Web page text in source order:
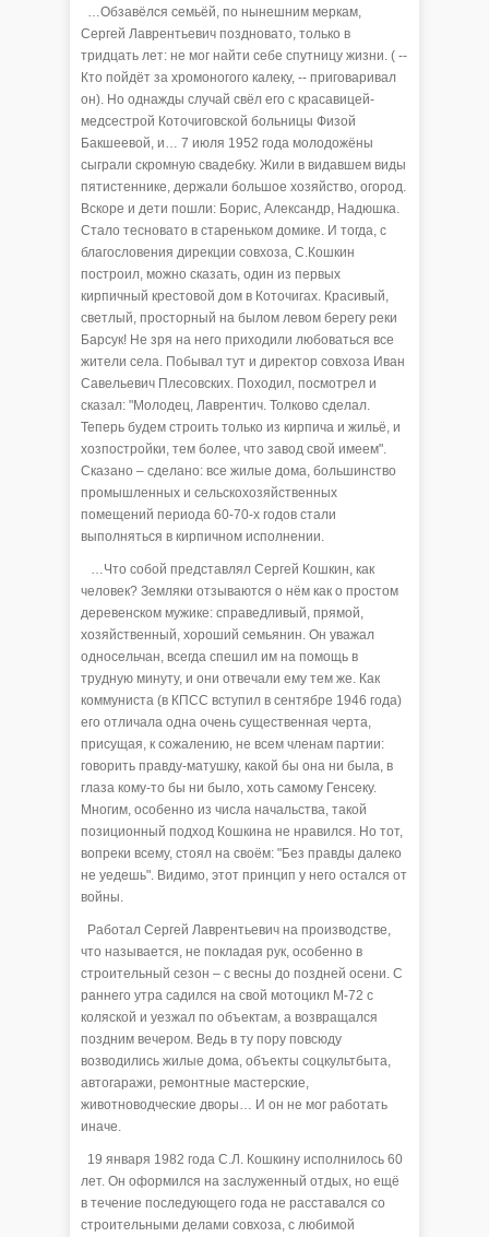
…Обзавёлся семьёй, по нынешним меркам,
Сергей Лаврентьевич поздновато, только в
тридцать лет: не мог найти себе спутницу жизни. ( --
Кто пойдёт за хромоногого калеку, -- приговаривал
он). Но однажды случай свёл его с красавицей-
медсестрой Коточиговской больницы Физой
Бакшеевой, и… 7 июля 1952 года молодожёны
сыграли скромную свадебку. Жили в видавшем виды
пятистеннике, держали большое хозяйство, огород.
Вскоре и дети пошли: Борис, Александр, Надюшка.
Стало тесновато в стареньком домике. И тогда, с
благословения дирекции совхоза, С.Кошкин
построил, можно сказать, один из первых
кирпичный крестовой дом в Коточигах. Красивый,
светлый, просторный на былом левом берегу реки
Барсук! Не зря на него приходили любоваться все
жители села. Побывал тут и директор совхоза Иван
Савельевич Плесовских. Походил, посмотрел и
сказал: "Молодец, Лаврентич. Толково сделал.
Теперь будем строить только из кирпича и жильё, и
хозпостройки, тем более, что завод свой имеем".
Сказано – сделано: все жилые дома, большинство
промышленных и сельскохозяйственных
помещений периода 60-70-х годов стали
выполняться в кирпичном исполнении.
…Что собой представлял Сергей Кошкин, как
человек? Земляки отзываются о нём как о простом
деревенском мужике: справедливый, прямой,
хозяйственный, хороший семьянин. Он уважал
односельчан, всегда спешил им на помощь в
трудную минуту, и они отвечали ему тем же. Как
коммуниста (в КПСС вступил в сентябре 1946 года)
его отличала одна очень существенная черта,
присущая, к сожалению, не всем членам партии:
говорить правду-матушку, какой бы она ни была, в
глаза кому-то бы ни было, хоть самому Генсеку.
Многим, особенно из числа начальства, такой
позиционный подход Кошкина не нравился. Но тот,
вопреки всему, стоял на своём: "Без правды далеко
не уедешь". Видимо, этот принцип у него остался от
войны.
Работал Сергей Лаврентьевич на производстве,
что называется, не покладая рук, особенно в
строительный сезон – с весны до поздней осени. С
раннего утра садился на свой мотоцикл М-72 с
коляской и уезжал по объектам, а возвращался
поздним вечером. Ведь в ту пору повсюду
возводились жилые дома, объекты соцкультбыта,
автогаражи, ремонтные мастерские,
животноводческие дворы… И он не мог работать
иначе.
19 января 1982 года С.Л. Кошкину исполнилось 60
лет. Он оформился на заслуженный отдых, но ещё
в течение последующего года не расставался со
строительными делами совхоза, с любимой